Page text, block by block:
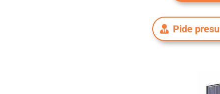
Pide